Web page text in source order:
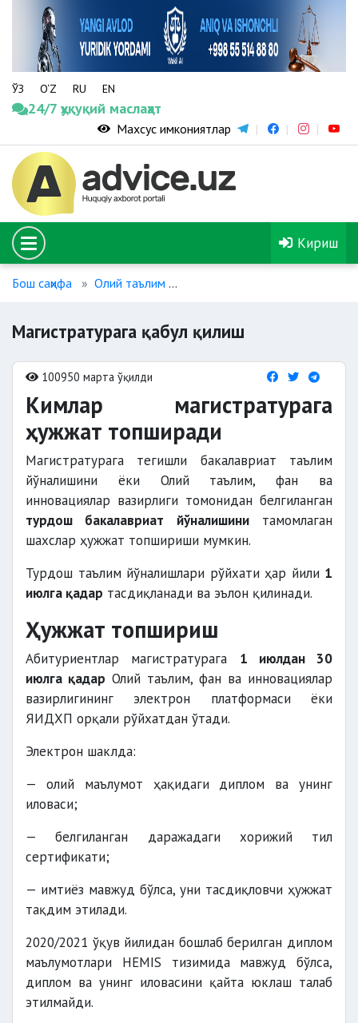
ЎЗ O‘Z RU EN
24/7 ҳуқуқий маслаҳат
Махсус имкониятлар
Кириш
Бош саҳифа Олий таълим
Магистратурага қабул қилиш
100950 марта ўқилди
Кимлар магистратурага
ҳужжат топширади
Магистратурага тегишли бакалавриат таълим
йўналишини ёки Олий таълим, фан ва
инновациялар вазирлиги томонидан белгиланган
турдош бакалавриат йўналишинитамомлаган
шахслар ҳужжат топшириши мумкин.
Турдош таълим йўналишлари рўйхати ҳар йили 1
июлга қадар тасдиқланади ва эълон қилинади.
Ҳужжат топшириш
Абитуриентлар магистратурага 1 июлдан 30
июлга қадар Олий таълим, фан ва инновациялар
вазирлигининг электрон платформаси ёки
ЯИДХП орқали рўйхатдан ўтади.
Электрон шаклда:
— олий маълумот ҳақидаги диплом ва унинг
иловаси;
— белгиланган даражадаги хорижий тил
сертификати;
— имтиёз мавжуд бўлса, уни тасдиқловчи ҳужжат
тақдим этилади.
2020/2021 ўқув йилидан бошлаб берилган диплом
маълумотлари HEMIS тизимида мавжуд бўлса,
диплом ва унинг иловасини қайта юклаш талаб
этилмайди.